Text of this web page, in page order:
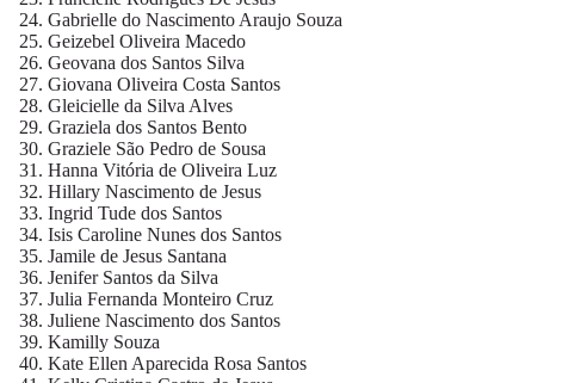
Gabrielle do Nascimento Araujo Souza
Geizebel Oliveira Macedo
Geovana dos Santos Silva
Giovana Oliveira Costa Santos
Gleicielle da Silva Alves
Graziela dos Santos Bento
Graziele São Pedro de Sousa
Hanna Vitória de Oliveira Luz
Hillary Nascimento de Jesus
Ingrid Tude dos Santos
Isis Caroline Nunes dos Santos
Jamile de Jesus Santana
Jenifer Santos da Silva
Julia Fernanda Monteiro Cruz
Juliene Nascimento dos Santos
Kamilly Souza
Kate Ellen Aparecida Rosa Santos